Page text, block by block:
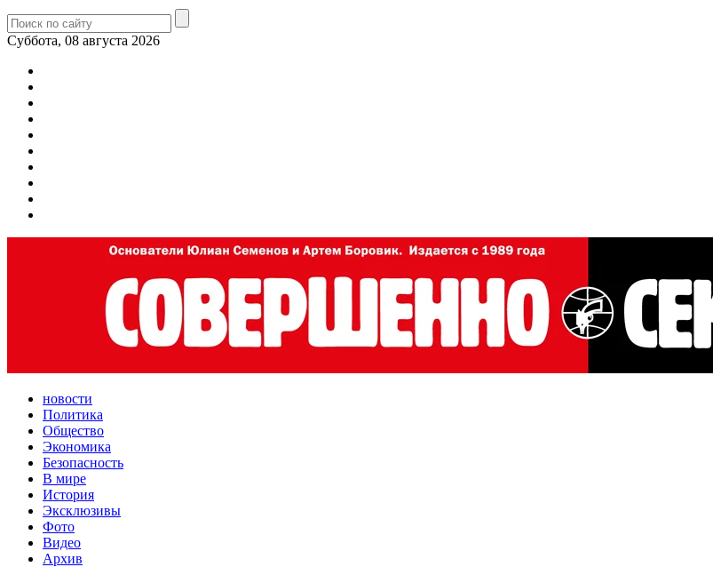
Суббота, 08 августа 2026
новости
Политика
Общество
Экономика
Безопасность
В мире
История
Эксклюзивы
Фото
Видео
Архив